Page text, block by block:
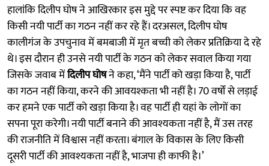
हालांकि दिलीप घोष ने आखिरकार इस मुद्दे पर स्पष्ट कर दिया कि वह
किसी नयी पार्टी का गठन नहीं कर रहे हैं। दरअसल, दिलीप घोष
कालीगंज के उपचुनाव में बमबाजी में मृत बच्ची को लेकर प्रतिक्रिया दे रहे
थे। इस दौरान ही उनसे नयी पार्टी के गठन को लेकर सवाल किया गया
जिसके जवाब मेंदिलीप घोषने कहा, ‘मैंने पार्टी को खड़ा किया है, पार्टी
का गठन नहीं किया, करने की आवयश्कता भी नहीं है। 70 वर्षों से लड़ाई
कर हमने एक पार्टी को खड़ा किया है। वह पार्टी ही यहां के लोगों का
सपना पूरा करेगी। नयी पार्टी बनाने की आवश्यकता नहीं है, मैं उस तरह
की राजनीति में विश्वास नहीं करता। बंगाल के विकास के लिए किसी
दूसरी पार्टी की आवश्यकता नहीं है, भाजपा ही काफी है।’